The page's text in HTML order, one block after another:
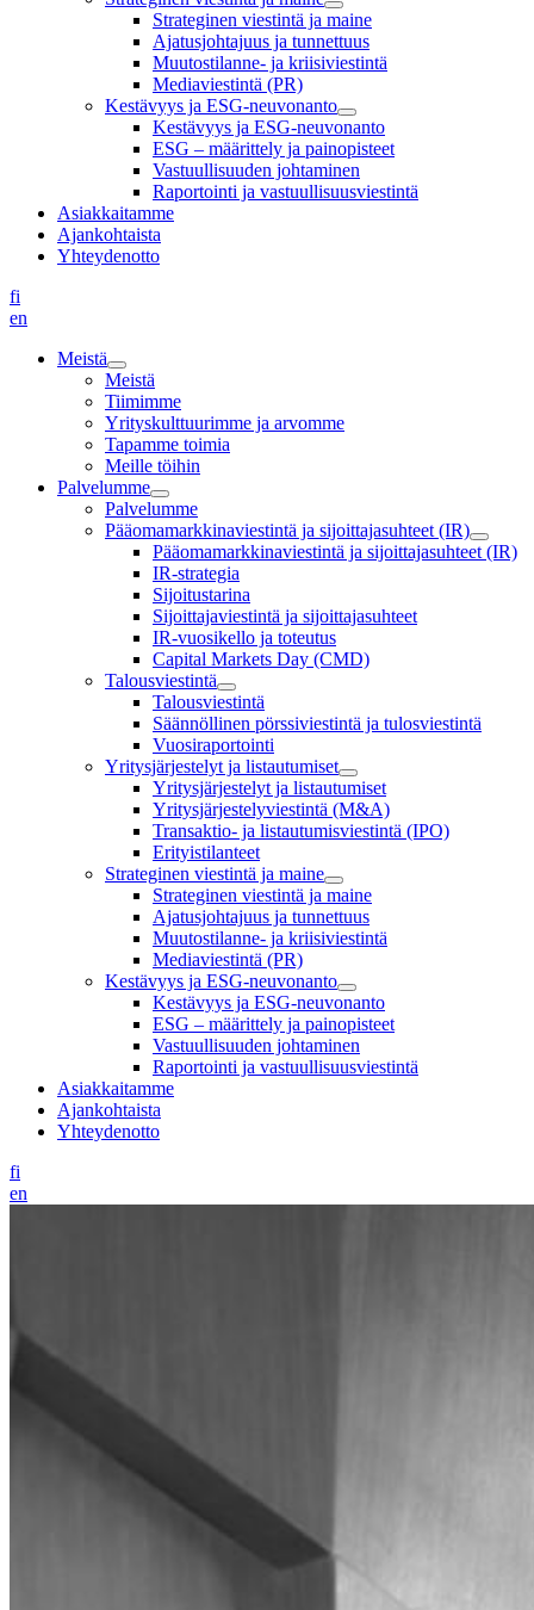
Strateginen viestintä ja maine
Ajatusjohtajuus ja tunnettuus
Muutostilanne- ja kriisiviestintä
Mediaviestintä (PR)
Kestävyys ja ESG-neuvonanto
Kestävyys ja ESG-neuvonanto
ESG – määrittely ja painopisteet
Vastuullisuuden johtaminen
Raportointi ja vastuullisuusviestintä
Asiakkaitamme
Ajankohtaista
Yhteydenotto
fi
en
Meistä
Meistä
Tiimimme
Yrityskulttuurimme ja arvomme
Tapamme toimia
Meille töihin
Palvelumme
Palvelumme
Pääomamarkkinaviestintä ja sijoittajasuhteet (IR)
Pääomamarkkinaviestintä ja sijoittajasuhteet (IR)
IR-strategia
Sijoitustarina
Sijoittajaviestintä ja sijoittajasuhteet
IR-vuosikello ja toteutus
Capital Markets Day (CMD)
Talousviestintä
Talousviestintä
Säännöllinen pörssiviestintä ja tulosviestintä
Vuosiraportointi
Yritysjärjestelyt ja listautumiset
Yritysjärjestelyt ja listautumiset
Yritysjärjestelyviestintä (M&A)
Transaktio- ja listautumisviestintä (IPO)
Erityistilanteet
Strateginen viestintä ja maine
Strateginen viestintä ja maine
Ajatusjohtajuus ja tunnettuus
Muutostilanne- ja kriisiviestintä
Mediaviestintä (PR)
Kestävyys ja ESG-neuvonanto
Kestävyys ja ESG-neuvonanto
ESG – määrittely ja painopisteet
Vastuullisuuden johtaminen
Raportointi ja vastuullisuusviestintä
Asiakkaitamme
Ajankohtaista
Yhteydenotto
fi
en